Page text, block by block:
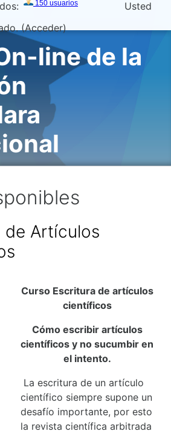
Usted
(Acceder)
line de la
de Artículos
Curso Escritura de artículos
científicos
Cómo escribir artículos
científicos y no sucumbir en
el intento.
La escritura de un artículo
científico siempre supone un
desafío importante, por esto
la revista científica arbitrada